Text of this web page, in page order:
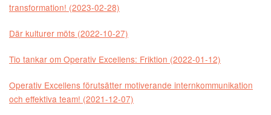
transformation! (2023-02-28)
Där kulturer möts (2022-10-27)
Tio tankar om Operativ Excellens: Friktion (2022-01-12)
Operativ Excellens förutsätter motiverande internkommunikation
och effektiva team! (2021-12-07)